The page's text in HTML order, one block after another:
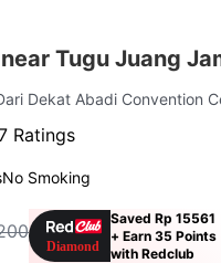
Tugu Juang
Dekat Abadi Convention
Ratings
No Smoking
Saved Rp 15561
+ Earn 35 Points
with Redclub